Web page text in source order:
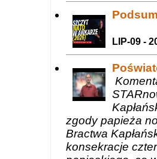
LIP-09 -
zgody papieża
Bractwa
konsekracje